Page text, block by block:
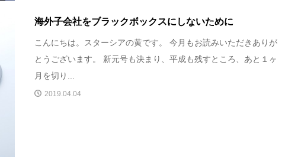
海外子会社をブラックボックスにしないために
こんにちは。スターシアの黄です。 今月もお読みいただきありが
とうございます。 新元号も決まり、平成も残すところ、あと１ヶ
月を切り...
2019.04.04